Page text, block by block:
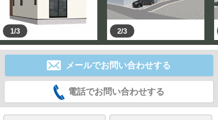
1/3 2/3
メールでお問い合わせする
電話でお問い合わせする